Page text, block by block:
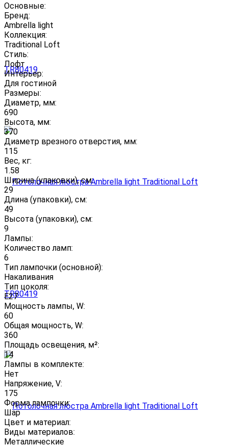
Основные:
Бренд:
Ambrella light
Коллекция:
Traditional Loft
Стиль:
Лофт
Интерьер:
Для гостиной
Размеры:
Диаметр, мм:
690
Высота, мм:
370
Диаметр врезного отверстия, мм:
115
Вес, кг:
1.58
Ширина (упаковки), см:
29
Длина (упаковки), см:
49
Высота (упаковки), см:
9
Лампы:
Количество ламп:
6
Тип лампочки (основной):
Накаливания
Тип цоколя:
E27
Мощность лампы, W:
60
Общая мощность, W:
360
Площадь освещения, м²:
14
Лампы в комплекте:
Нет
Напряжение, V:
175
Форма лампочки:
Шар
Цвет и материал:
Виды материалов:
Металлические